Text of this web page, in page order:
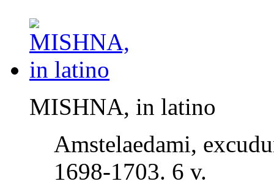
MISHNA, in latino
Amstelaedami,
1698-1703. 6 v.